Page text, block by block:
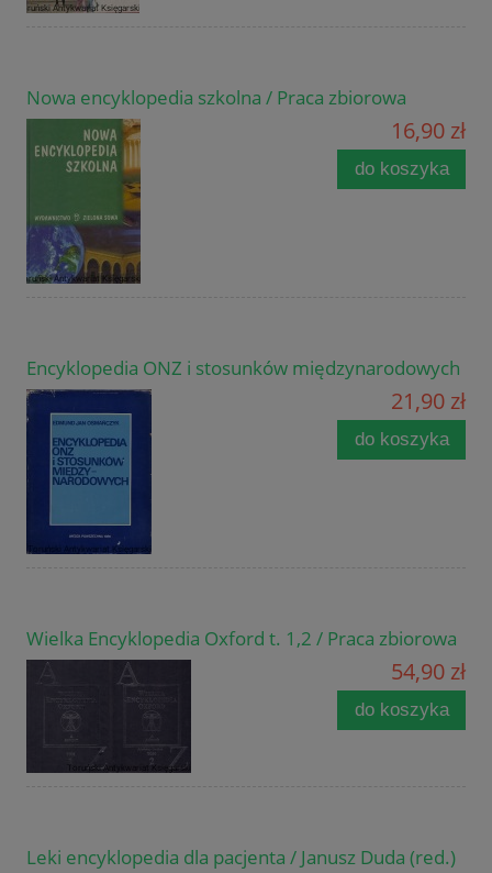
Nowa encyklopedia szkolna / Praca zbiorowa
16,90 zł
do koszyka
Encyklopedia ONZ i stosunków międzynarodowych
21,90 zł
do koszyka
Wielka Encyklopedia Oxford t. 1,2 / Praca zbiorowa
54,90 zł
do koszyka
Leki encyklopedia dla pacjenta / Janusz Duda (red.)